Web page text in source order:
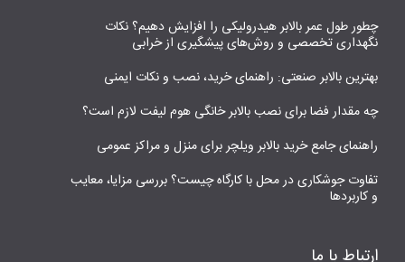
چطور طول عمر بالابر هیدرولیکی را افزایش دهیم؟ نکات
نگهداری تخصصی و روش‌های پیشگیری از خرابی
بهترین بالابر صنعتی: راهنمای خرید، نصب و نکات ایمنی
چه مقدار فضا برای نصب بالابر خانگی هوم لیفت لازم است؟
راهنمای جامع خرید بالابر ویلچر برای منزل و مراکز عمومی
تفاوت جوشکاری در محل با کارگاه چیست؟ بررسی مزایا، معایب
و کاربردها
ارتباط با ما